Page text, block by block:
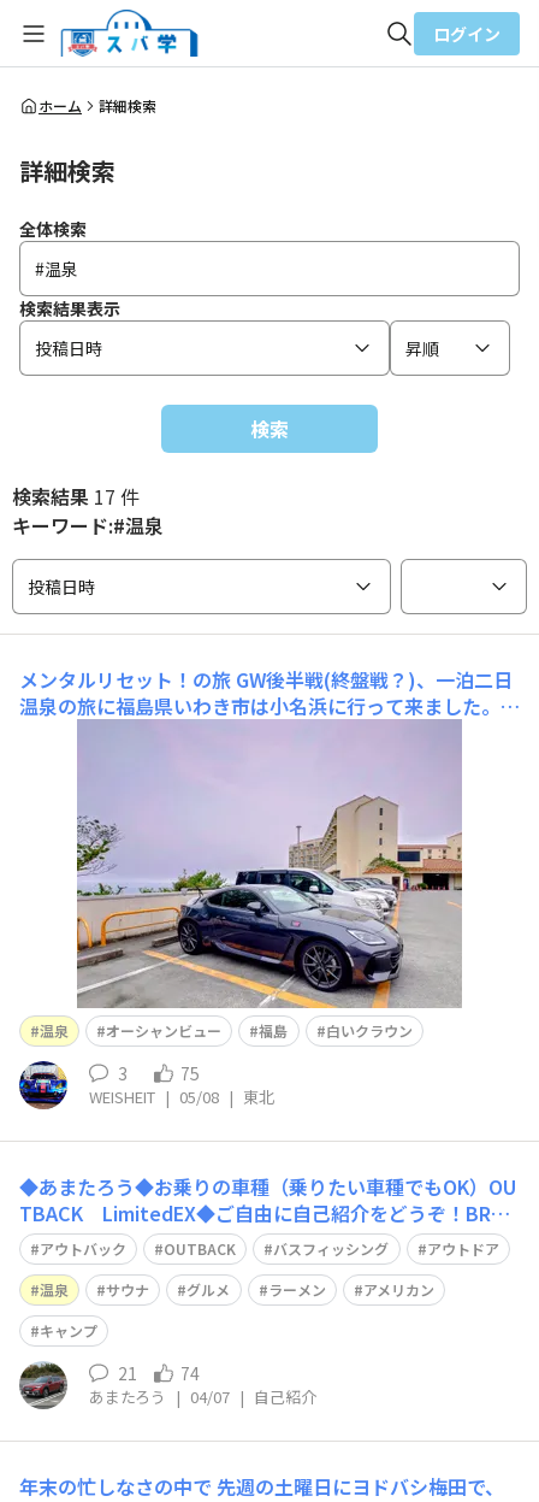
全体検索
ログイン
ホーム 詳細検索
詳細検索
全体検索
検索結果表示
投稿日時
昇順
検索
検索結果 17 件
キーワード:#温泉
投稿日時
メンタルリセット！の旅 GW後半戦(終盤戦？)、一泊二日
温泉の旅に福島県いわき市は小名浜に行って来ました。因
それ以来たまーに来てます。全ての客室から海が一望で
温泉 オーシャンビュー 福島 白いクラウン
3 75
WEISHEIT | 05/08 | 東北
◆あまたろう◆お乗りの車種（乗りたい車種でもOK）OU
TBACK LimitedEX◆ご自由に自己紹介をどうぞ！BR9
からやっと乗り換えました👍️グルメ、旅行、アウトドアや
バスフィッシングでロングドライブします。荷物が積めて
高速安定性を求めるならこの車一択ですよね！よろしくお
願いしますね( ﾟ∀ﾟ)
アウトバック OUTBACK バスフィッシング
アウトドア
温泉
サウナ グルメ ラーメン
アメリカン
キャンプ
21 74
あまたろう | 04/07 | 自己紹介
年末の忙しなさの中で 先週の土曜日にヨドバシ梅田で、